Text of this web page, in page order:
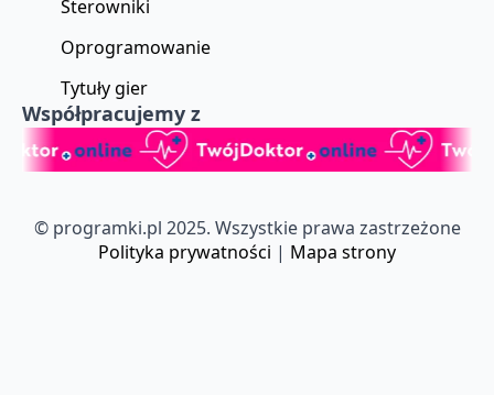
Sterowniki
Oprogramowanie
Tytuły gier
Współpracujemy z
© programki.pl 2025. Wszystkie prawa zastrzeżone
Polityka prywatności | Mapa strony